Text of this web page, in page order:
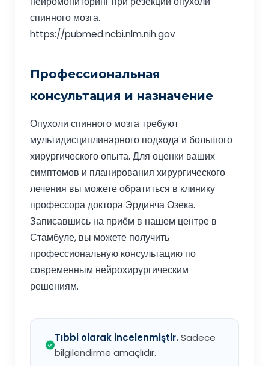
спинного мозга.
https://pubmed.ncbi.nlm.nih.gov
Профессиональная
консультация и назначение
Опухоли спинного мозга требуют
мультидисциплинарного подхода и большого
хирургического опыта. Для оценки ваших
симптомов и планирования хирургического
лечения вы можете обратиться в клинику
профессора доктора Эрдинча Озека.
Записавшись на приём в нашем центре в
Стамбуле, вы можете получить
профессиональную консультацию по
современным нейрохирургическим
решениям.
Tıbbi olarak incelenmiştir.Sadece
bilgilendirme amaçlıdır.